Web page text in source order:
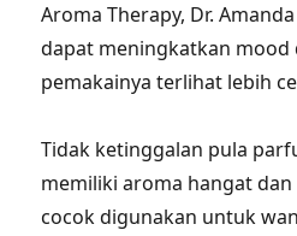
Aroma Therapy, Dr.
dapat meningkatkan mood
pemakainya terlihat lebih
Tidak ketinggalan pula
memiliki aroma hangat
cocok digunakan untuk